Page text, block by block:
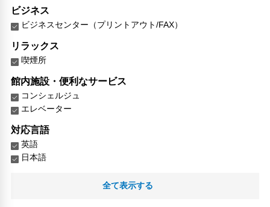
ビジネス
ビジネスセンター（プリントアウト/FAX）
リラックス
喫煙所
館内施設・便利なサービス
コンシェルジュ
エレベーター
対応言語
英語
日本語
全て表示する